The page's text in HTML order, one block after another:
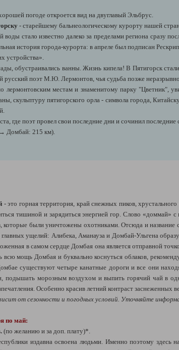
погоде откроется вид на двуглавый Эльбрус.
- старейшему бальнеологическому курорту нашей
стало известно далеко за пределами региона сразу
история города-курорта: в апреле был подписан
устройства».
обустраивались ванны. Жизнь кипела! В Пятигорск
русский поэт М.Ю. Лермонтов, чья судьба позже
лермонтовским местам и знаменитому парку "Цветник",
скульптуру пятигорского орла - символа города,
где поэт провел свои последние дни и сочинил
Домбай: 215 км).
- это горная территория, край снежных пиков,
тишиной и зарядиться энергией гор. Слово «доммай» с
которые были уничтожены охотниками. Отсюда и
ущелий: Алибека, Аманауза и Домбай-Ульгена
в самом сердце Домбая она является отправной
мощь Домбая и буквально коснуться облаков,
существуют четыре канатные дороги и все они
подышать морозным воздухом и выпить горячий чай в
Особенно красив летний контраст заснеженных
от сезонности и погодных условий. Уточняйте
по май:
(по желанию и за доп. плату)*.
издавна освоена людьми. Именно поэтому здесь